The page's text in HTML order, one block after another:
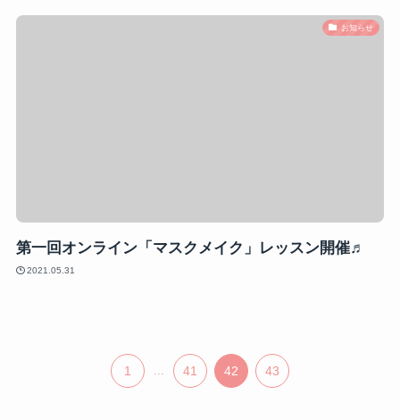
お知らせ
第一回オンライン「マスクメイク」レッスン開催♬
2021.05.31
1 41 42 43